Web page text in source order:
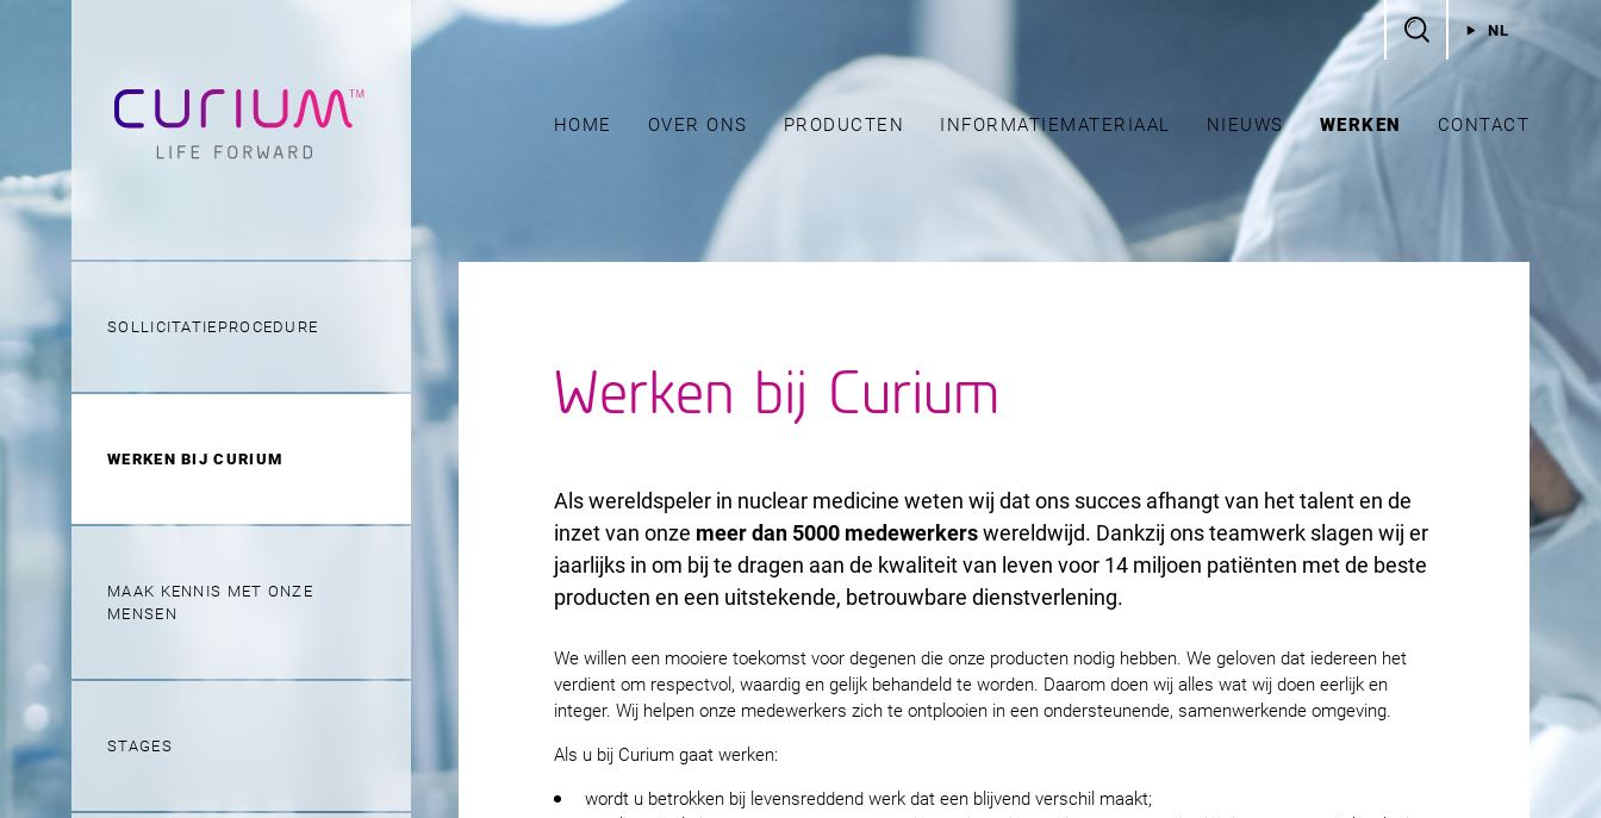
HOME OVER ONS PRODUCTEN INFORMATIEMATERIAAL NIEUWS WERKEN CONTACT
NL
SOLLICITATIEPROCEDURE
WERKEN BIJ CURIUM
MAAK KENNIS MET ONZE
MENSEN
STAGES
Werken bij Curium
Als wereldspeler in nuclear medicine weten wij dat ons succes afhangt van het talent en de
inzet van onze meer dan 5000 medewerkerswereldwijd. Dankzij ons teamwerk slagen wij er
jaarlijks in om bij te dragen aan de kwaliteit van leven voor 14 miljoen patiënten met de beste
producten en een uitstekende, betrouwbare dienstverlening.
We willen een mooiere toekomst voor degenen die onze producten nodig hebben. We geloven dat iedereen het
verdient om respectvol, waardig en gelijk behandeld te worden. Daarom doen wij alles wat wij doen eerlijk en
integer. Wij helpen onze medewerkers zich te ontplooien in een ondersteunende, samenwerkende omgeving.
Als u bij Curium gaat werken:
wordt u betrokken bij levensreddend werk dat een blijvend verschil maakt;